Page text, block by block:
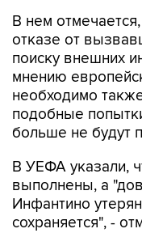
В нем
отказе от
поиску внешних
мнению
необходимо
подобные
больше не будут
В УЕФА указали,
выполнены, а
Инфантино
сохраняется", -